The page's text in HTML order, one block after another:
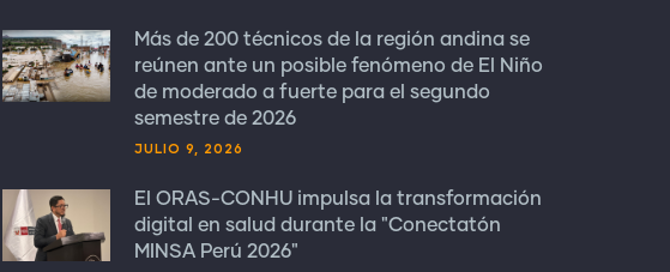
Más de 200 técnicos de la región andina se
reúnen ante un posible fenómeno de El Niño
de moderado a fuerte para el segundo
semestre de 2026
JULIO 9, 2026
El ORAS-CONHU impulsa la transformación
digital en salud durante la "Conectatón
MINSA Perú 2026"